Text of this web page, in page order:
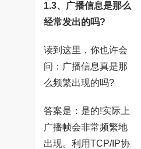
1.3、广播信息是那么
经常发出的吗?
读到这里，你也许会
问：广播信息真是那
么频繁出现的吗?
答案是：是的!实际上
广播帧会非常频繁地
出现。利用TCP/IP协